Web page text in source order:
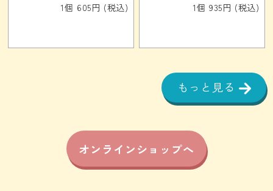
1個 605円 (税込) 1個 935円 (税込)
もっと見る
オンラインショップへ